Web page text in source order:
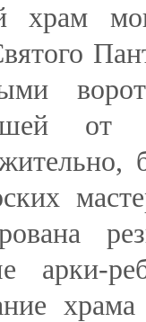
храм
от
арки-